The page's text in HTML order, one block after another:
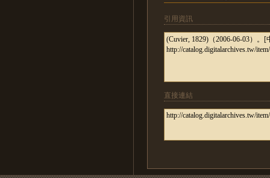
引用資訊
直接連結